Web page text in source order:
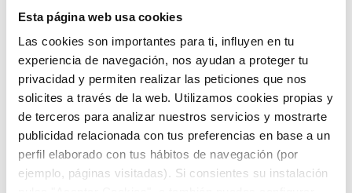
Esta página web usa cookies
Las cookies son importantes para ti, influyen en tu
experiencia de navegación, nos ayudan a proteger tu
privacidad y permiten realizar las peticiones que nos
solicites a través de la web. Utilizamos cookies propias y
de terceros para analizar nuestros servicios y mostrarte
publicidad relacionada con tus preferencias en base a un
perfil elaborado con tus hábitos de navegación (por
ejemplo, páginas visitadas). Si consientes su instalación